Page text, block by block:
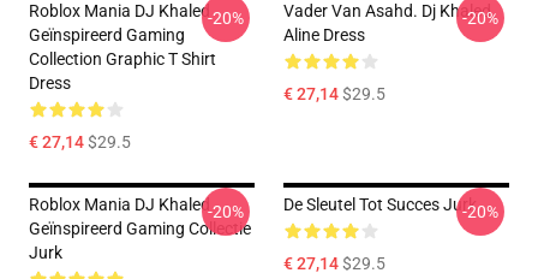
Roblox Mania DJ Khaled
Geïnspireerd Gaming
Collection Graphic T Shirt
Dress
€ 27,14$29.5
-20%
Vader Van Asahd. Dj Khaled
Aline Dress
€ 27,14$29.5
-20%
Roblox Mania DJ Khaled
Geïnspireerd Gaming Collectie
Jurk
-20% De Sleutel Tot Succes Jurk
€ 27,14$29.5
-20%